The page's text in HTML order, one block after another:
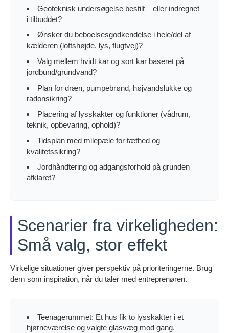
Geoteknisk undersøgelse bestilt – eller indregnet
i tilbuddet?
Ønsker du beboelsesgodkendelse i hele/del af
kælderen (loftshøjde, lys, flugtvej)?
Valg mellem hvidt kar og sort kar baseret på
jordbund/grundvand?
Plan for dræn, pumpebrønd, højvandslukke og
radonsikring?
Placering af lysskakter og funktioner (vådrum,
teknik, opbevaring, ophold)?
Tidsplan med milepæle for tæthed og
kvalitetssikring?
Jordhåndtering og adgangsforhold på grunden
afklaret?
Scenarier fra virkeligheden:
Små valg, stor effekt
Virkelige situationer giver perspektiv på prioriteringerne. Brug
dem som inspiration, når du taler med entreprenøren.
Teenagerummet: Et hus fik to lysskakter i et
hjørneværelse og valgte glasvæg mod gang.